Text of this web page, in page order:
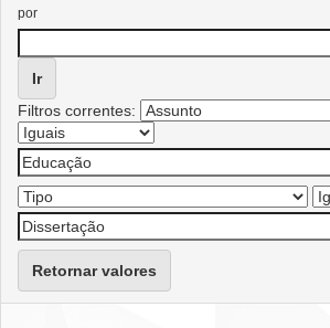
por
Filtros correntes:
Retornar valores